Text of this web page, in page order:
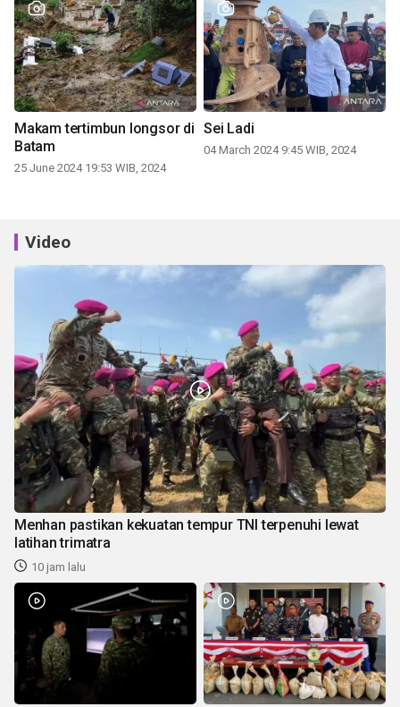
Makam tertimbun longsor di
Batam
25 June 2024 19:53 WIB, 2024
Sei Ladi
04 March 2024 9:45 WIB, 2024
Video
Menhan pastikan kekuatan tempur TNI terpenuhi lewat
latihan trimatra
10 jam lalu